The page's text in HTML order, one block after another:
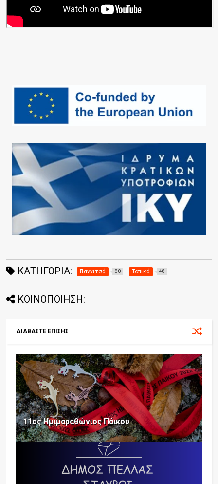
ΚΑΤΗΓΟΡΊΑ: Γιαννιτσά 80 Τοπικά 48
ΚΟΙΝΟΠΟΙΗΣΗ:
ΔΙΑΒΑΣΤΕ ΕΠΙΣΗΣ
11ος Ημιμαραθώνιος Πάικου